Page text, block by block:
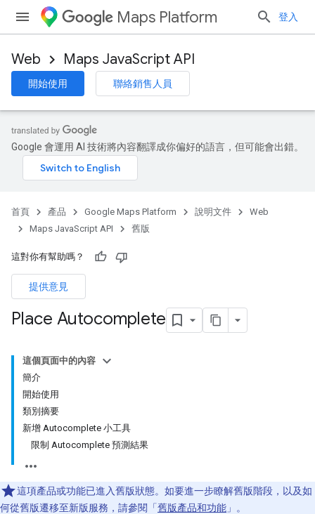
Maps Platform 登入
Web Maps JavaScript API
開始使用 聯絡銷售人員
Google 會運用 AI 技術將內容翻譯成你偏好的語言，但可能會出錯。
首頁 產品 Google Maps Platform 說明文件
Web
Maps JavaScript API
舊版
這對你有幫助嗎？
提供意見
Place Autocomplete
這個頁面中的內容
簡介
開始使用
類別摘要
新增 Autocomplete 小工具
限制 Autocomplete 預測結果
這項產品或功能已進入舊版狀態。如要進一步瞭解舊版階段，以及如
何從舊版遷移至新版服務，請參閱「 舊版產品和功能 」。